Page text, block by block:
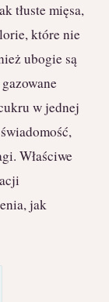
tłuste mięsa,
które nie
ubogie są
w jednej
Właściwe
jak